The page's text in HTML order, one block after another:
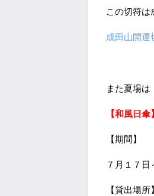
この切符は
成田山開運
また夏場は
【和風日
【期間】
７月１７日
【貸出場所】